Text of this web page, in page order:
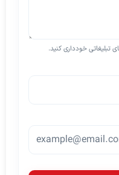
تبلیغاتی خودداری کنید.